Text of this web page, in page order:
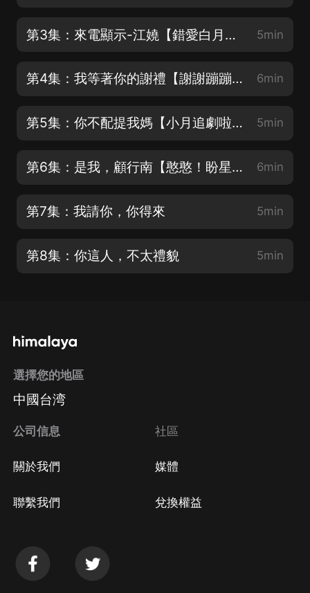
第3集：來電顯示-江嬈【錯愛白月光】 5min
第4集：我等著你的謝禮【謝謝蹦蹦的月票】 6min
第5集：你不配提我媽【小月追劇啦】 5min
第6集：是我，顧行南【憨憨！盼星星盼月亮的新書來啦】 6min
第7集：我請你，你得來 5min
第8集：你這人，不太禮貌 5min
選擇您的地區
中國台湾
公司信息
關於我們
聯繫我們
社區
媒體
兌換權益